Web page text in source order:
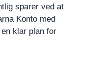
sparer ved at
Konto med
klar plan for